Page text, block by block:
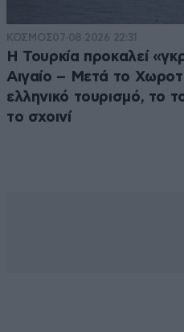
ΚΟΣΜΟΣ07·08·2026 22:31
Η Τουρκία προκαλεί
Αιγαίο – Μετά το
ελληνικό τουρισμό, το
το σχοινί